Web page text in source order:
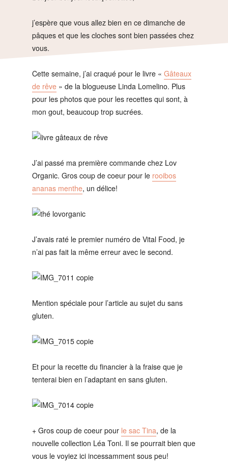
j’espère que vous allez bien en ce dimanche de
pâques et que les cloches sont bien passées chez
vous.
Cette semaine, j’ai craqué pour le livre « Gâteaux
de rêve» de la blogueuse Linda Lomelino. Plus
pour les photos que pour les recettes qui sont, à
mon gout, beaucoup trop sucrées.
J’ai passé ma première commande chez Lov
Organic. Gros coup de coeur pour le rooibos
ananas menthe, un délice!
J’avais raté le premier numéro de Vital Food, je
n’ai pas fait la même erreur avec le second.
Mention spéciale pour l’article au sujet du sans
gluten.
Et pour la recette du financier à la fraise que je
tenterai bien en l’adaptant en sans gluten.
+ Gros coup de coeur pour le sac Tina, de la
nouvelle collection Léa Toni. Il se pourrait bien que
vous le voyiez ici incessamment sous peu!